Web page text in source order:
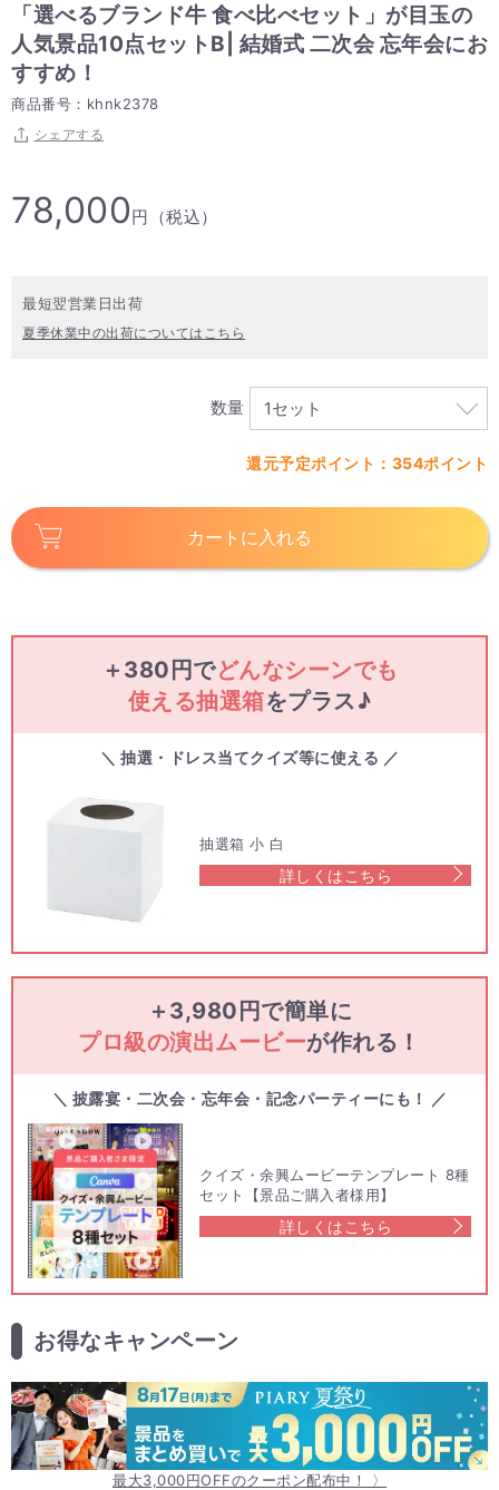
「選べるブランド牛 食べ比べセット」が目玉の
人気景品10点セットB| 結婚式 二次会 忘年会にお
すすめ！
商品番号：khnk2378
シェアする
78,000円（税込）
最短翌営業日出荷
夏季休業中の出荷についてはこちら
数量
還元予定ポイント：354ポイント
カートに入れる
＋380円でどんなシーンでも
使える抽選箱をプラス♪
＼ 抽選・ドレス当てクイズ等に使える ／
抽選箱 小 白
詳しくはこちら
＋3,980円で簡単に
プロ級の演出ムービーが作れる！
＼ 披露宴・二次会・忘年会・記念パーティーにも！ ／
クイズ・余興ムービーテンプレート 8種
セット【景品ご購入者様用】
詳しくはこちら
お得なキャンペーン
最大3,000円OFFのクーポン配布中！ 〉